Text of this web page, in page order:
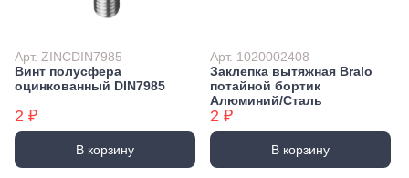
Арт. ZINCDIN7985
Винт полусфера
оцинкованный DIN7985
2 ₽
В корзину
Арт. 1020002408
Заклепка вытяжная Bralo
потайной бортик
Алюминий/Сталь
2 ₽
В корзину